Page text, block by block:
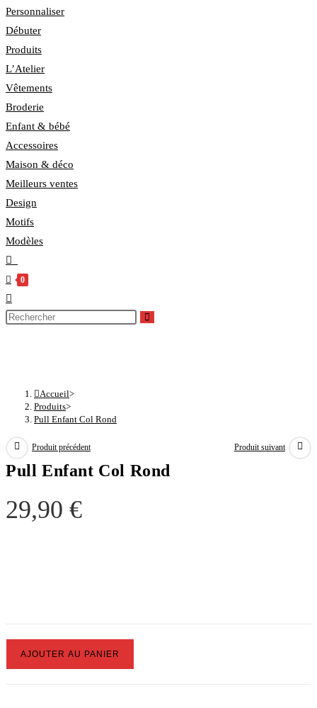
search
Personnaliser
Débuter
Produits
L’Atelier
Vêtements
Broderie
Enfant & bébé
Accessoires
Maison & déco
Meilleurs ventes
Design
Motifs
Modèles
0
Toggle
website
Rechercher
Accueil>
Produits>
Pull Enfant Col Rond
Produit précédent Produit suivant
Pull Enfant Col Rond
29,90 €
AJOUTER AU PANIER